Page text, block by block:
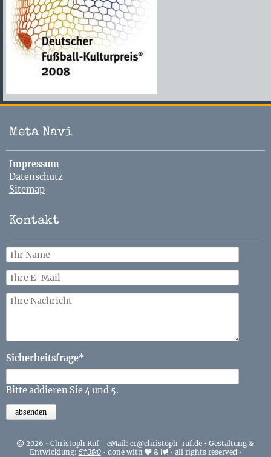
Meta Navi
Navigation
überspringen
Impressum
Datenschutz
Sitemap
Kontakt
Pflichtfeld
Sicherheitsfrage*
Bitte addieren Sie 4 und 5.
absenden
2026 • Christoph Ruf - eMail: cr@christoph-ruf.de • Gestaltung &
Entwicklung: 5†3fk0• done with & • all rights reserved •